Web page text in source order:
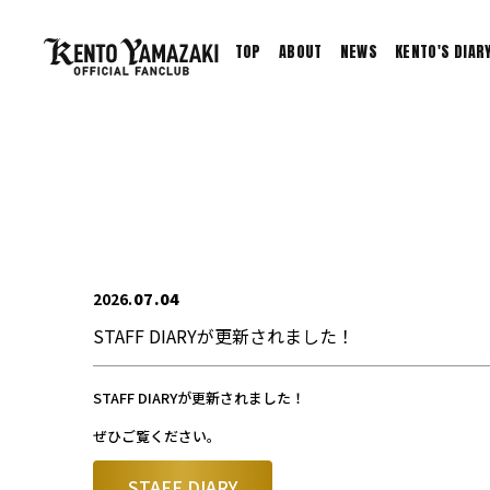
TOP ABOUT NEWS KENTO'S
2026 07 04
STAFF DIARYが更新されました！
STAFF DIARYが更新されました！
ぜひご覧ください。